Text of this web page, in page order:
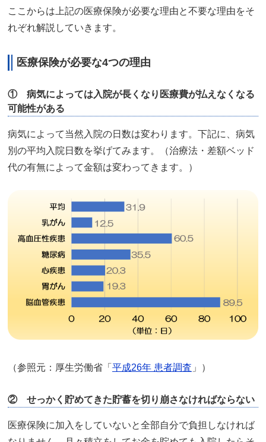
ここからは上記の医療保険が必要な理由と不要な理由をそ
れぞれ解説していきます。
医療保険が必要な4つの理由
① 病気によっては入院が長くなり医療費が払えなくなる
可能性がある
病気によって当然入院の日数は変わります。下記に、病気
別の平均入院日数を挙げてみます。（治療法・差額ベッド
代の有無によって金額は変わってきます。）
（参照元：厚生労働省「 平成26年 患者調査 」）
② せっかく貯めてきた貯蓄を切り崩さなければならない
医療保険に加入をしていないと全部自分で負担しなければ